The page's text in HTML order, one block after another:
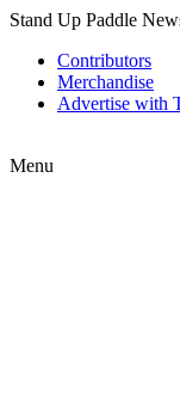
Stand Up Paddle
Contributors
Merchandise
Advertise with
Menu